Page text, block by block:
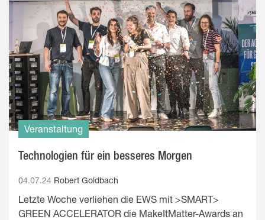
Veranstaltung
Technologien für ein besseres Morgen
04.07.24 Robert Goldbach
Letzte Woche verliehen die EWS mit >SMART>
GREEN ACCELERATOR die MakeItMatter-Awards an